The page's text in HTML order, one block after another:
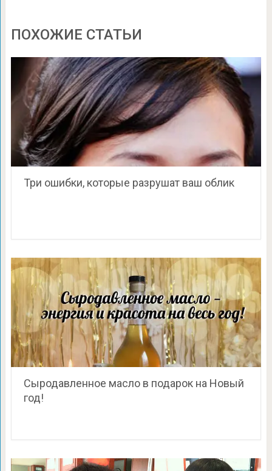
ПОХОЖИЕ СТАТЬИ
Три ошибки, которые разрушат ваш облик
Сыродавленное масло в подарок на Новый
год!